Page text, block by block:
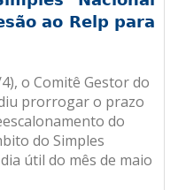
ao Relp para
o Comitê Gestor do
prorrogar o prazo
do
do Simples
útil do mês de maio